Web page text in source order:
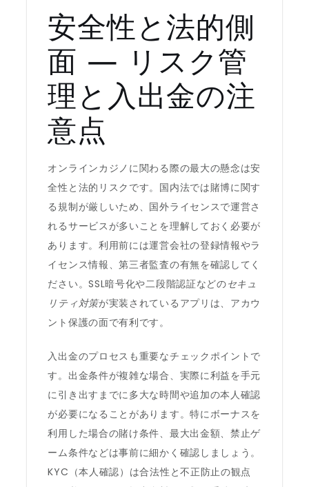
安全性と法的側
面 — リスク管
理と入出金の注
意点
オンラインカジノに関わる際の最大の懸念は安
全性と法的リスクです。国内法では賭博に関す
る規制が厳しいため、国外ライセンスで運営さ
れるサービスが多いことを理解しておく必要が
あります。利用前には運営会社の登録情報やラ
イセンス情報、第三者監査の有無を確認してく
ださい。SSL暗号化や二段階認証などのセキュ
リティ対策が実装されているアプリは、アカウ
ント保護の面で有利です。
入出金のプロセスも重要なチェックポイントで
す。出金条件が複雑な場合、実際に利益を手元
に引き出すまでに多大な時間や追加の本人確認
が必要になることがあります。特にボーナスを
利用した場合の賭け条件、最大出金額、禁止ゲ
ーム条件などは事前に細かく確認しましょう。
KYC（本人確認）は合法性と不正防止の観点